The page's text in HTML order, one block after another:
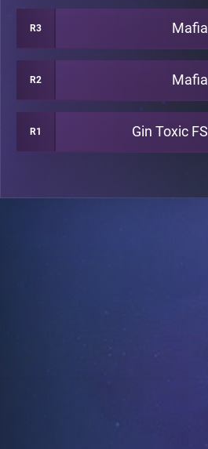
R3 Mafia
R2 Mafia
R1 Gin Toxic FS